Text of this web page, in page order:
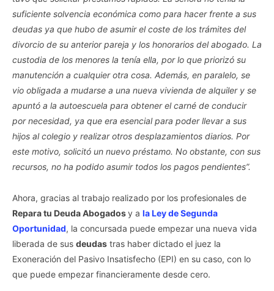
suficiente solvencia económica como para hacer frente a sus
deudas ya que hubo de asumir el coste de los trámites del
divorcio de su anterior pareja y los honorarios del abogado. La
custodia de los menores la tenía ella, por lo que priorizó su
manutención a cualquier otra cosa. Además, en paralelo, se
vio obligada a mudarse a una nueva vivienda de alquiler y se
apuntó a la autoescuela para obtener el carné de conducir
por necesidad, ya que era esencial para poder llevar a sus
hijos al colegio y realizar otros desplazamientos diarios. Por
este motivo, solicitó un nuevo préstamo. No obstante, con sus
recursos, no ha podido asumir todos los pagos pendientes”.
Ahora, gracias al trabajo realizado por los profesionales de
Repara tu Deuda Abogadosy a la Ley de Segunda
Oportunidad, la concursada puede empezar una nueva vida
liberada de sus deudas tras haber dictado el juez la
Exoneración del Pasivo Insatisfecho (EPI) en su caso, con lo
que puede empezar financieramente desde cero.